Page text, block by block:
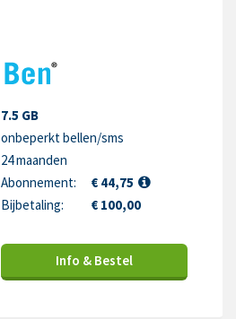
7.5 GB
onbeperkt bellen/sms
24 maanden
Abonnement:
€ 44,75
Bijbetaling:
€ 100,00
Info & Bestel